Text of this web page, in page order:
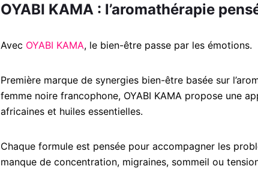
OYABI KAMA : l’aromathérapie
Avec OYABI KAMA, le bien-être passe par les émotions.
Première marque de synergies bien-être basée sur
femme noire francophone, OYABI KAMA propose une
africaines et huiles essentielles.
Chaque formule est pensée pour accompagner les
manque de concentration, migraines, sommeil ou